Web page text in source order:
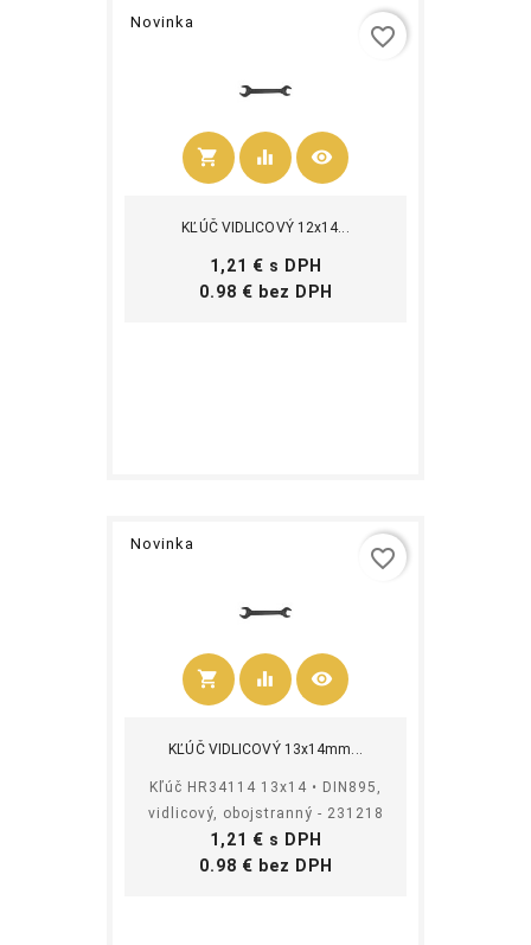
Novinka
shopping_cart
Kúpiť
equalizer visibility
KĽÚČ VIDLICOVÝ 12x14...
Cena
1,21 € s DPH
0.98 € bez DPH
favorite_border
Novinka
shopping_cart
Kúpiť
equalizer visibility
KĽÚČ VIDLICOVÝ 13x14mm...
Kľúč HR34114 13x14 • DIN895,
vidlicový, obojstranný - 231218
Cena
1,21 € s DPH
0.98 € bez DPH
favorite_border